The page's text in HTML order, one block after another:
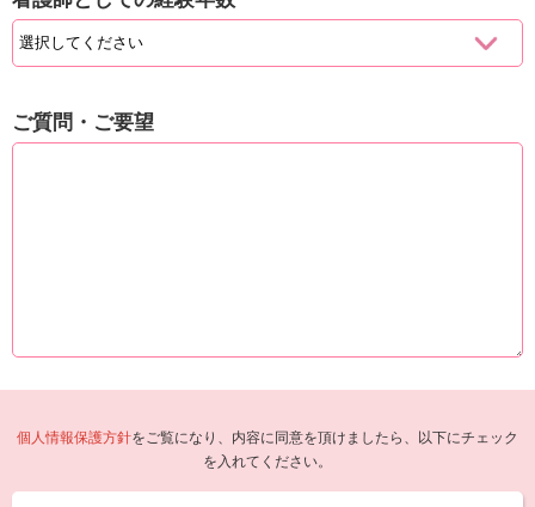
ご質問・ご要望
個人情報保護方針をご覧になり、内容に同意を頂けましたら、以下にチェック
を入れてください。